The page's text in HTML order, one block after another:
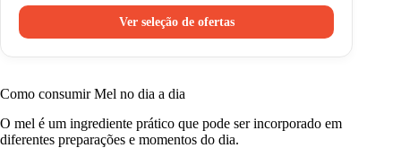
Ver seleção de ofertas
Como consumir Mel no dia a dia
O mel é um ingrediente prático que pode ser incorporado em
diferentes preparações e momentos do dia.